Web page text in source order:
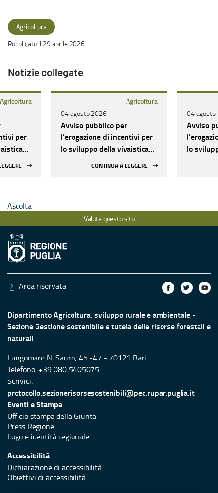
Agricoltura
Pubblicato il 29 aprile 2026
Notizie collegate
Agricoltura
per
Agricoltura
04 agosto 2026
Avviso pubblico per
l’erogazione di incentivi per
lo sviluppo della vivaistica
CONTINUA A LEGGERE
04 agosto
Avviso
lo
Ascolta
Valuta questo sito
Area riservata
Dipartimento Agricoltura, sviluppo rurale e ambientale -
Sezione Gestione sostenibile e tutela delle risorse forestali e
naturali
Lungomare N. Sauro, 45 -47 - 70121 Bari
Telefono: +39 080 5405075
Scrivici:
protocollo.sezionerisorsesostenibili@pec.rupar.puglia.it
Eventi e Stampa
Ufficio stampa della Giunta
Press Regione
Logo e identità regionale
Accessibilità
Dichiarazione di accessibilità
Obiettivi di accessibilità